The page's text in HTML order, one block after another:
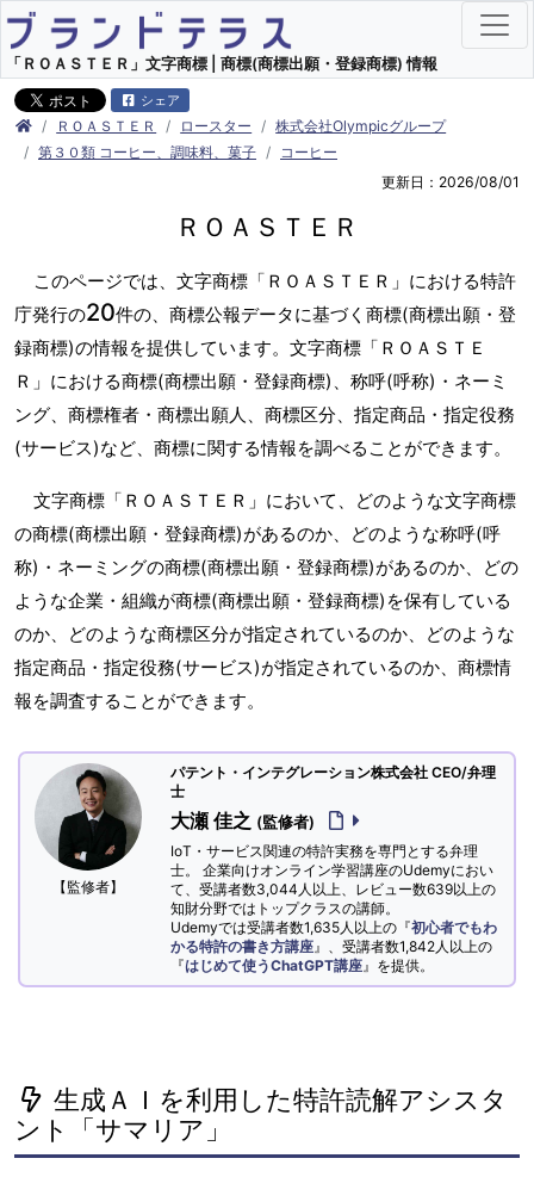
「ＲＯＡＳＴＥＲ」文字商標 | 商標(商標出願・登録商標) 情報
シェア
ＲＯＡＳＴＥＲ ロースター
株式会社Olympicグループ
第３０類 コーヒー、調味料、菓子
コーヒー
更新日：2026/08/01
ＲＯＡＳＴＥＲ
このページでは、文字商標「ＲＯＡＳＴＥＲ」における特許
庁発行の20件の、商標公報データに基づく商標(商標出願・登
録商標)の情報を提供しています。文字商標「ＲＯＡＳＴＥ
Ｒ」における商標(商標出願・登録商標)、称呼(呼称)・ネーミ
ング、商標権者・商標出願人、商標区分、指定商品・指定役務
(サービス)など、商標に関する情報を調べることができます。
文字商標「ＲＯＡＳＴＥＲ」において、どのような文字商標
の商標(商標出願・登録商標)があるのか、どのような称呼(呼
称)・ネーミングの商標(商標出願・登録商標)があるのか、どの
ような企業・組織が商標(商標出願・登録商標)を保有している
のか、どのような商標区分が指定されているのか、どのような
指定商品・指定役務(サービス)が指定されているのか、商標情
報を調査することができます。
【監修者】
パテント・インテグレーション株式会社 CEO/弁理
士
大瀬 佳之 (監修者)
IoT・サービス関連の特許実務を専門とする弁理
士。 企業向けオンライン学習講座のUdemyにおい
て、受講者数3,044人以上、レビュー数639以上の
知財分野ではトップクラスの講師。
Udemyでは受講者数1,635人以上の『初心者でもわ
かる特許の書き方講座 』、受講者数1,842人以上の
『はじめて使うChatGPT講座 』を提供。
生成ＡＩを利用した特許読解アシスタ
ント「サマリア」